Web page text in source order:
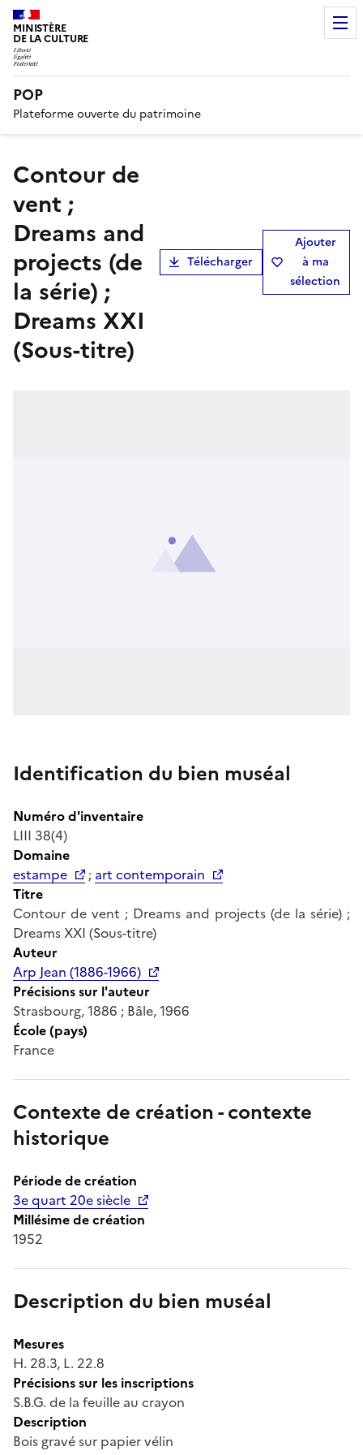
MINISTÈRE
DE LA CULTURE
POP
Plateforme ouverte du patrimoine
Contour de
vent ;
Dreams and
projects (de
la série) ;
Dreams XXI
(Sous-titre)
Télécharger
Ajouter
à ma
sélection
Identification du bien muséal
Numéro d'inventaire
LIII 38(4)
Domaine
estampe
; art contemporain
Titre
Contour de vent ; Dreams and projects (de la série) ;
Dreams XXI (Sous-titre)
Auteur
Arp Jean (1886-1966)
Précisions sur l'auteur
Strasbourg, 1886 ; Bâle, 1966
École (pays)
France
Contexte de création - contexte
historique
Période de création
3e quart 20e siècle
Millésime de création
1952
Description du bien muséal
Mesures
H. 28.3, L. 22.8
Précisions sur les inscriptions
S.B.G. de la feuille au crayon
Description
Bois gravé sur papier vélin